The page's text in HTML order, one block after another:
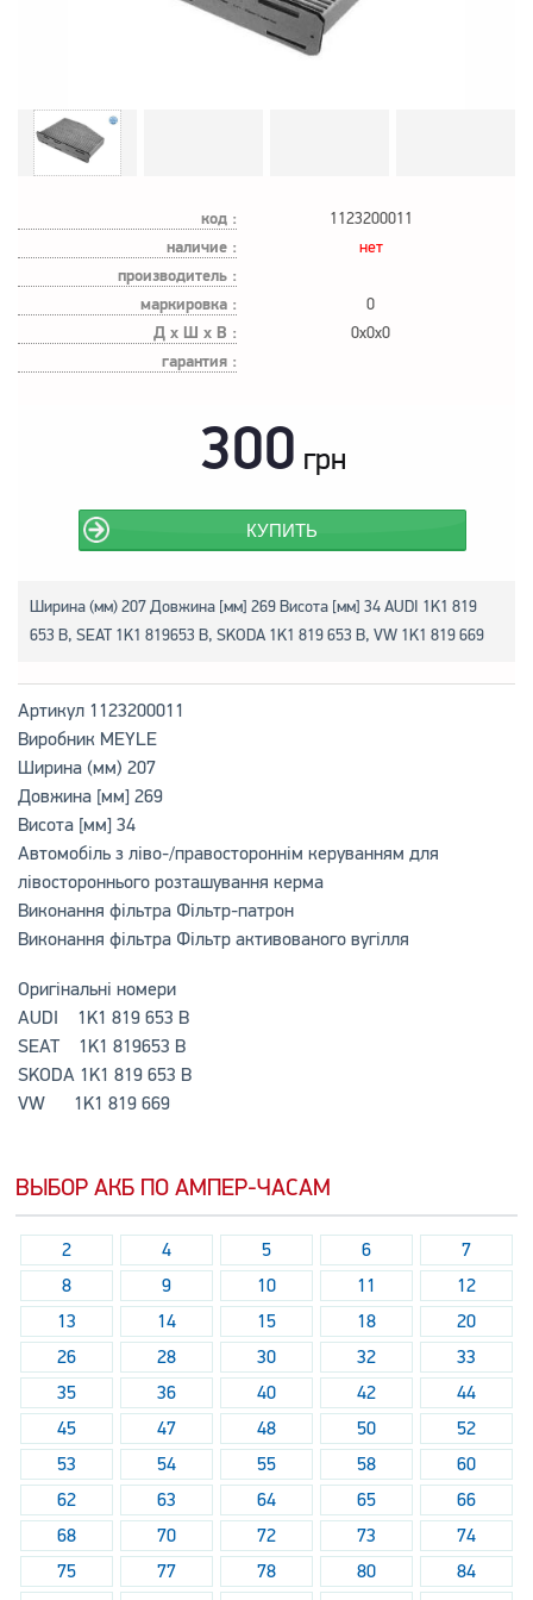
код : 1123200011
наличие : нет
производитель :
маркировка :
0
Д х Ш х В : 0x0x0
гарантия :
300 грн
КУПИТЬ
Ширина (мм) 207 Довжина [мм] 269 Висота [мм] 34 AUDI 1K1 819
653 B, SEAT 1K1 819653 B, SKODA 1K1 819 653 B, VW 1K1 819 669
Артикул 1123200011
Виробник MEYLE
Ширина (мм) 207
Довжина [мм] 269
Висота [мм] 34
Автомобіль з ліво-/правостороннім керуванням для
лівостороннього розташування керма
Виконання фільтра Фільтр-патрон
Виконання фільтра Фільтр активованого вугілля
Оригінальні номери
AUDI 1K1 819 653 B
SEAT 1K1 819653 B
SKODA 1K1 819 653 B
VW 1K1 819 669
ВЫБОР АКБ ПО АМПЕР-ЧАСАМ
2 4 5 6
7
8
9 10 11
12
13
14 15 18
20
26
28 30 32
33
35
36 40 42
44
45
47 48 50
52
53
54 55 58
60
62
63 64 65
66
68
70 72 73
74
75
77 78 80
84